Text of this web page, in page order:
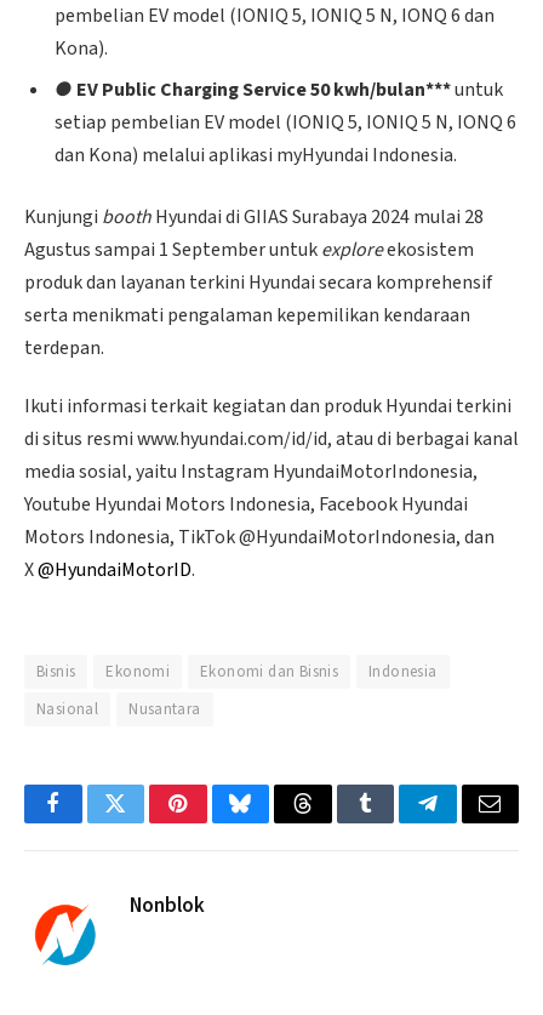
pembelian EV model (IONIQ 5, IONIQ 5 N, IONQ 6 dan
Kona).
● EV Public Charging Service 50 kwh/bulan***untuk
setiap pembelian EV model (IONIQ 5, IONIQ 5 N, IONQ 6
dan Kona) melalui aplikasi myHyundai Indonesia.
Kunjungi boothHyundai di GIIAS Surabaya 2024 mulai 28
Agustus sampai 1 September untukexploreekosistem
produk dan layanan terkini Hyundai secara komprehensif
serta menikmati pengalaman kepemilikan kendaraan
terdepan.
Ikuti informasi terkait kegiatan dan produk Hyundai terkini
di situs resmi www.hyundai.com/id/id, atau di berbagai kanal
media sosial, yaitu Instagram HyundaiMotorIndonesia,
Youtube Hyundai Motors Indonesia, Facebook Hyundai
Motors Indonesia, TikTok @HyundaiMotorIndonesia, dan
X@HyundaiMotorID.
Bisnis Ekonomi Ekonomi dan Bisnis
Indonesia
Nasional
Nusantara
FacebookTwitterPinterestBlueskyThreadsTumblrTelegramEmail
Nonblok